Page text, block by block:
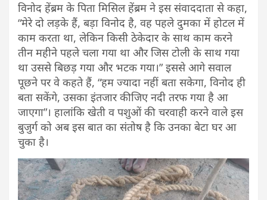
विनोद हेंब्रम के पिता मिसिल हेंब्रम ने इस संवाददाता से कहा,
“मेरे दो लड़के हैं, बड़ा विनोद है, वह पहले दुमका में होटल में
काम करता था, लेकिन किसी ठेकेदार के साथ काम करने
तीन महीने पहले चला गया था और जिस टोली के साथ गया
था उससे बिछड़ गया और भटक गया।” इससे आगे सवाल
पूछने पर वे कहते हैं, “हम ज्यादा नहीं बता सकेगा, विनोद ही
बता सकेंगे, उसका इंतजार कीजिए नदी तरफ गया है आ
जाएगा”। हालांकि खेती व पशुओं की चरवाही करने वाले इस
बुजुर्ग को अब इस बात का संतोष है कि उनका बेटा घर आ
चुका है।